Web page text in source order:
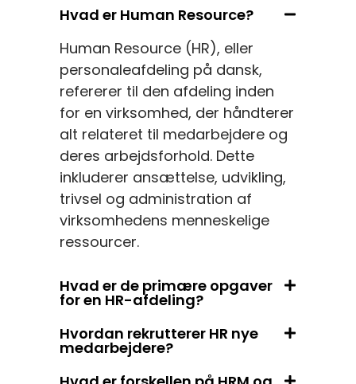
Hvad er Human Resource?
Human Resource (HR), eller
personaleafdeling på dansk,
refererer til den afdeling inden
for en virksomhed, der håndterer
alt relateret til medarbejdere og
deres arbejdsforhold. Dette
inkluderer ansættelse, udvikling,
trivsel og administration af
virksomhedens menneskelige
ressourcer.
Hvad er de primære opgaver
for en HR-afdeling?
Hvordan rekrutterer HR nye
medarbejdere?